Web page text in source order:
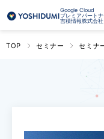
Google Cloud
プレミアパート
吉積情報株式会社
TOP セミナー セミナ